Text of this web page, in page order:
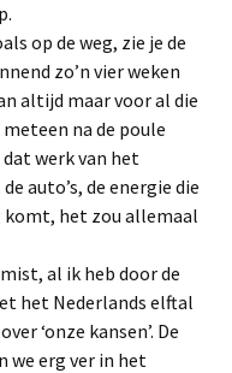
op de weg, zie je de
zo’n vier weken
altijd maar voor al die
na de poule
werk van het
auto’s, de energie die
het zou allemaal
al ik heb door de
het Nederlands elftal
‘onze kansen’. De
we erg ver in het